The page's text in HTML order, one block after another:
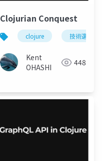
Clojurian Conquest
clojure 技術選定
Kent
OHASHI
448